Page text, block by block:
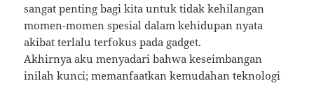
sangat penting bagi kita untuk tidak kehilangan
momen-momen spesial dalam kehidupan nyata
akibat terlalu terfokus pada gadget.
Akhirnya aku menyadari bahwa keseimbangan
inilah kunci; memanfaatkan kemudahan teknologi